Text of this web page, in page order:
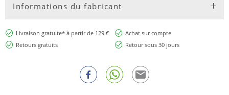
Informations du fabricant
Livraison gratuite* à partir de 129 €
Achat sur compte
Retours gratuits
Retour sous 30 jours